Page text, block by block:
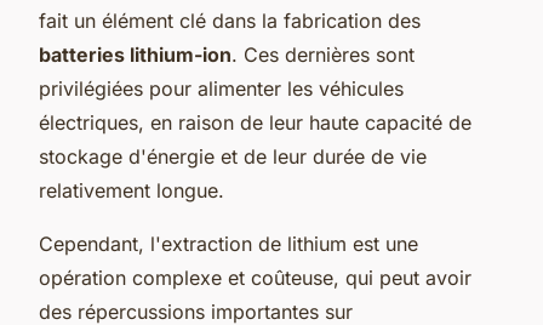
fait un élément clé dans la fabrication des
batteries lithium-ion. Ces dernières sont
privilégiées pour alimenter les véhicules
électriques, en raison de leur haute capacité de
stockage d'énergie et de leur durée de vie
relativement longue.
Cependant, l'extraction de lithium est une
opération complexe et coûteuse, qui peut avoir
des répercussions importantes sur